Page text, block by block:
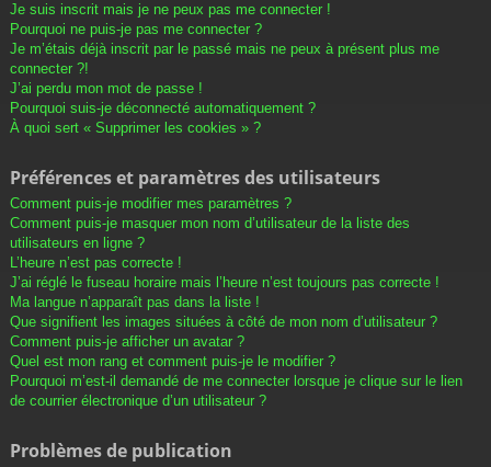
Je suis inscrit mais je ne peux pas me connecter !
Pourquoi ne puis-je pas me connecter ?
Je m’étais déjà inscrit par le passé mais ne peux à présent plus me
connecter ?!
J’ai perdu mon mot de passe !
Pourquoi suis-je déconnecté automatiquement ?
À quoi sert « Supprimer les cookies » ?
Préférences et paramètres des utilisateurs
Comment puis-je modifier mes paramètres ?
Comment puis-je masquer mon nom d’utilisateur de la liste des
utilisateurs en ligne ?
L’heure n’est pas correcte !
J’ai réglé le fuseau horaire mais l’heure n’est toujours pas correcte !
Ma langue n’apparaît pas dans la liste !
Que signifient les images situées à côté de mon nom d’utilisateur ?
Comment puis-je afficher un avatar ?
Quel est mon rang et comment puis-je le modifier ?
Pourquoi m’est-il demandé de me connecter lorsque je clique sur le lien
de courrier électronique d’un utilisateur ?
Problèmes de publication